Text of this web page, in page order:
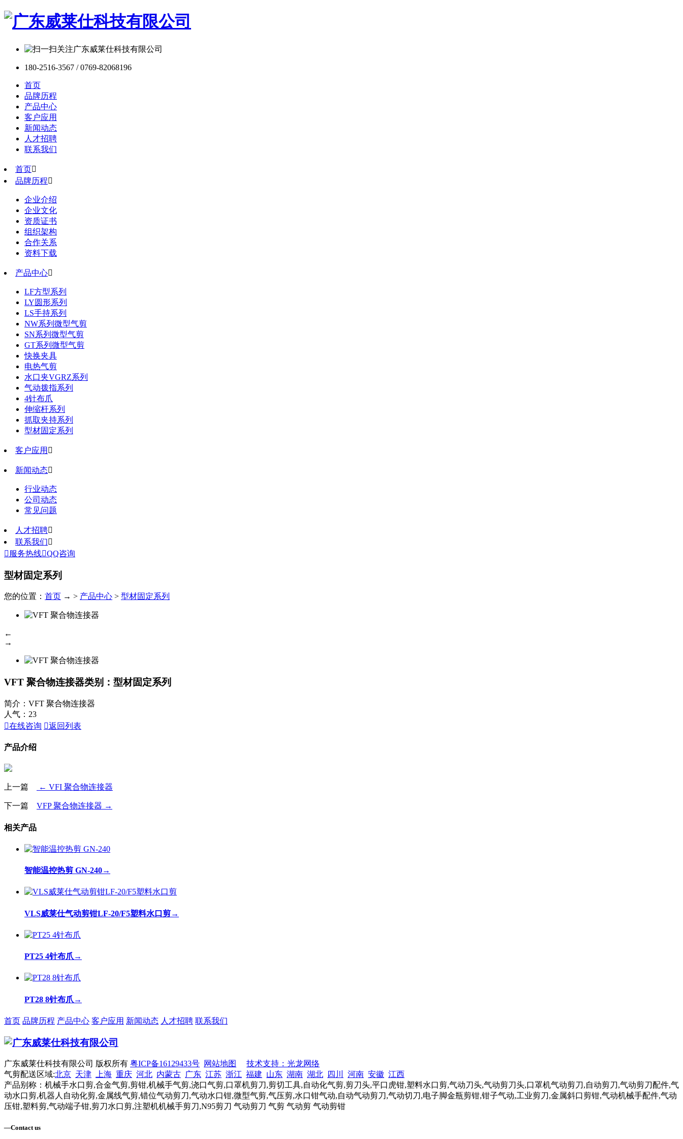
180-2516-3567 / 0769-82068196
首页
品牌历程
产品中心
客户应用
新闻动态
人才招聘
联系我们
首页
品牌历程
企业介绍
企业文化
资质证书
组织架构
合作关系
资料下载
产品中心
LF方型系列
LY圆形系列
LS手持系列
NW系列微型气剪
SN系列微型气剪
GT系列微型气剪
快换夹具
电热气剪
水口夹VGRZ系列
气动拨指系列
4针布爪
伸缩杆系列
抓取夹持系列
型材固定系列
客户应用 
新闻动态
行业动态
公司动态
常见问题
人才招聘
联系我们
 服务热线QQ咨询
型材固定系列
您的位置： 首页 → > 产品中心 > 型材固定系列
←
→
VFT 聚合物连接器类别：型材固定系列
简介：VFT 聚合物连接器
人气： 23
在线咨询 返回列表
产品介绍
上一篇 ← VFI 聚合物连接器
下一篇 VFP 聚合物连接器 →
相关产品
智能温控热剪 GN-240→
VLS威莱仕气动剪钳LF-20/F5塑料水口剪→
PT25 4针布爪 →
PT28 8针布爪 →
首页 品牌历程 产品中心 客户应用 新闻动态 人才招聘 联系我们
广东威莱仕科技有限公司 版权所有 粤ICP备16129433号 网站地图
技术支持：光龙网络
气剪配送区域:北京 天津 上海 重庆 河北 内蒙古 广东 江苏 浙江 福建 山东 湖南 湖北 四川 河南 安徽 江西
产品别称：机械手水口剪,合金气剪,剪钳,机械手气剪,浇口气剪,口罩机剪刀,剪切工具,自动化气剪,剪刀头,平口虎钳,塑料水口剪,气动刀头,气动剪刀头,口罩机气动剪刀,自动剪刀,气动剪刀配件,气
动水口剪,机器人自动化剪,金属线气剪,错位气动剪刀,气动水口钳,微型气剪,气压剪,水口钳气动,自动气动剪刀,气动切刀,电子脚金瓶剪钳,钳子气动,工业剪刀,金属斜口剪钳,气动机械手配件,气动
压钳,塑料剪,气动端子钳,剪刀水口剪,注塑机机械手剪刀,N95剪刀 气动剪刀 气剪 气动剪 气动剪钳
—Contact us